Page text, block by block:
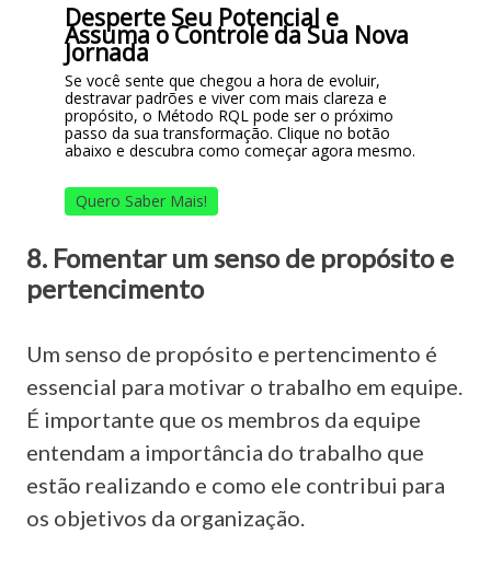
Desperte Seu Potencial e
Assuma o Controle da Sua Nova
Jornada
Se você sente que chegou a hora de evoluir,
destravar padrões e viver com mais clareza e
propósito, o Método RQL pode ser o próximo
passo da sua transformação. Clique no botão
abaixo e descubra como começar agora mesmo.
Quero Saber Mais!
8. Fomentar um senso de propósito e
pertencimento
Um senso de propósito e pertencimento é
essencial para motivar o trabalho em equipe.
É importante que os membros da equipe
entendam a importância do trabalho que
estão realizando e como ele contribui para
os objetivos da organização.